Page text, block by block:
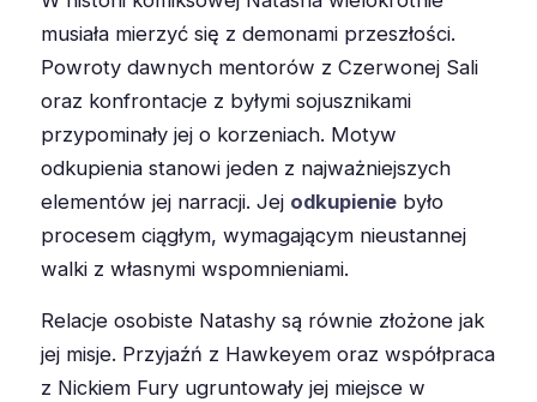
musiała mierzyć się z demonami przeszłości.
Powroty dawnych mentorów z Czerwonej Sali
oraz konfrontacje z byłymi sojusznikami
przypominały jej o korzeniach. Motyw
odkupienia stanowi jeden z najważniejszych
elementów jej narracji. Jej odkupienie było
procesem ciągłym, wymagającym nieustannej
walki z własnymi wspomnieniami.
Relacje osobiste Natashy są równie złożone jak
jej misje. Przyjaźń z Hawkeyem oraz współpraca
z Nickiem Fury ugruntowały jej miejsce w